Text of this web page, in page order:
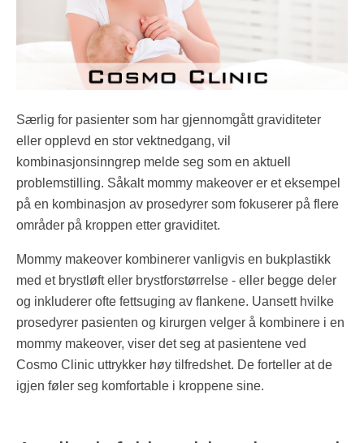
Særlig for pasienter som har gjennomgått graviditeter
eller opplevd en stor vektnedgang, vil
kombinasjonsinngrep melde seg som en aktuell
problemstilling. Såkalt mommy makeover er et eksempel
på en kombinasjon av prosedyrer som fokuserer på flere
områder på kroppen etter graviditet.
Mommy makeover kombinerer vanligvis en bukplastikk
med et brystløft eller brystforstørrelse - eller begge deler
og inkluderer ofte fettsuging av flankene. Uansett hvilke
prosedyrer pasienten og kirurgen velger å kombinere i en
mommy makeover, viser det seg at pasientene ved
Cosmo Clinic uttrykker høy tilfredshet. De forteller at de
igjen føler seg komfortable i kroppene sine.